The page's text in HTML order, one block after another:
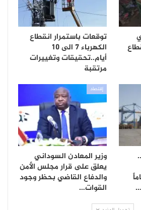
توقعات باستمرار انقطاع
الكهرباء 7 الى 10
أيام..تحقيقات وتغييرات
مرتقبة
إقتصاد
وزير المعادن السوداني
يعلق على قرار مجلس الأمن
والدفاع القاضي بحظر وجود
القوات…